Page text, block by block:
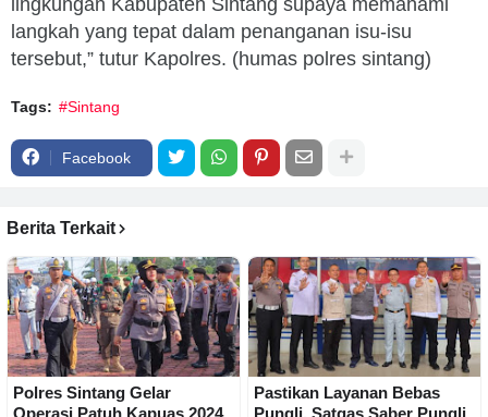
langkah yang tepat dalam penanganan isu-isu
tersebut,” tutur Kapolres. (humas polres sintang)
Tags: #Sintang
Facebook
Berita Terkait
Polres Sintang Gelar
Operasi Patuh Kapuas 2024
Pastikan Layanan Bebas
Pungli, Satgas Saber Pungli